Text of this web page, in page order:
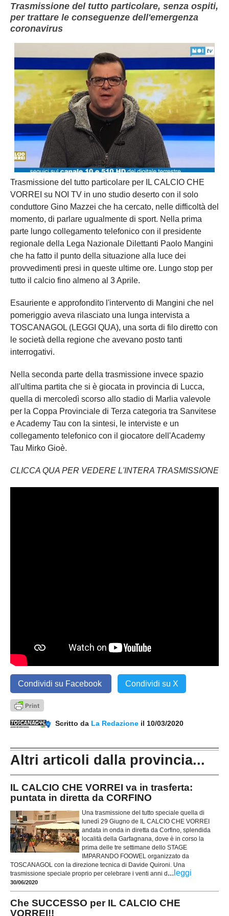
Trasmissione del tutto particolare, senza ospiti,
per trattare le conseguenze dell'emergenza
coronavirus
Trasmissione del tutto particolare per IL CALCIO CHE
VORREI su NOI TV in uno studio deserto con il solo
conduttore Gino Mazzei che ha cercato, nelle difficoltà del
momento, di parlare ugualmente di sport. Nella prima
parte lungo collegamento telefonico con il presidente
regionale della Lega Nazionale Dilettanti Paolo Mangini
che ha fatto il punto della situazione alla luce dei
provvedimenti presi in queste ultime ore. Lungo stop per
tutto il calcio fino almeno al 3 Aprile.
Esauriente e approfondito l'intervento di Mangini che nel
pomeriggio aveva rilasciato una lunga intervista a
TOSCANAGOL (LEGGI QUA), una sorta di filo diretto con
le società della regione che avevano posto tanti
interrogativi.
Nella seconda parte della trasmissione invece spazio
all'ultima partita che si è giocata in provincia di Lucca,
quella di mercoledì scorso allo stadio di Marlia valevole
per la Coppa Provinciale di Terza categoria tra Sanvitese
e Academy Tau con la sintesi, le interviste e un
collegamento telefonico con il giocatore dell'Academy
Tau Mirko Gioè.
CLICCA QUA PER VEDERE L'INTERA TRASMISSIONE
Condividi su Facebook Condividi su X
Scritto da La Redazione il 10/03/2020
Altri articoli dalla provincia...
IL CALCIO CHE VORREI va in trasferta:
puntata in diretta da CORFINO
Una trasmissione del tutto speciale quella di
lunedì 29 Giugno de IL CALCIO CHE VORREI
andata in onda in diretta da Corfino, splendida
località della Garfagnana, dove è in corso la
prima delle tre settimane dello STAGE
IMPARANDO FOOWEL organizzato da
TOSCANAGOL con la direzione tecnica di Davide Quironi. Una
trasmissione speciale proprio per celebrare i venti anni d... leggi
30/06/2020
Che SUCCESSO per IL CALCIO CHE
VORREI!!